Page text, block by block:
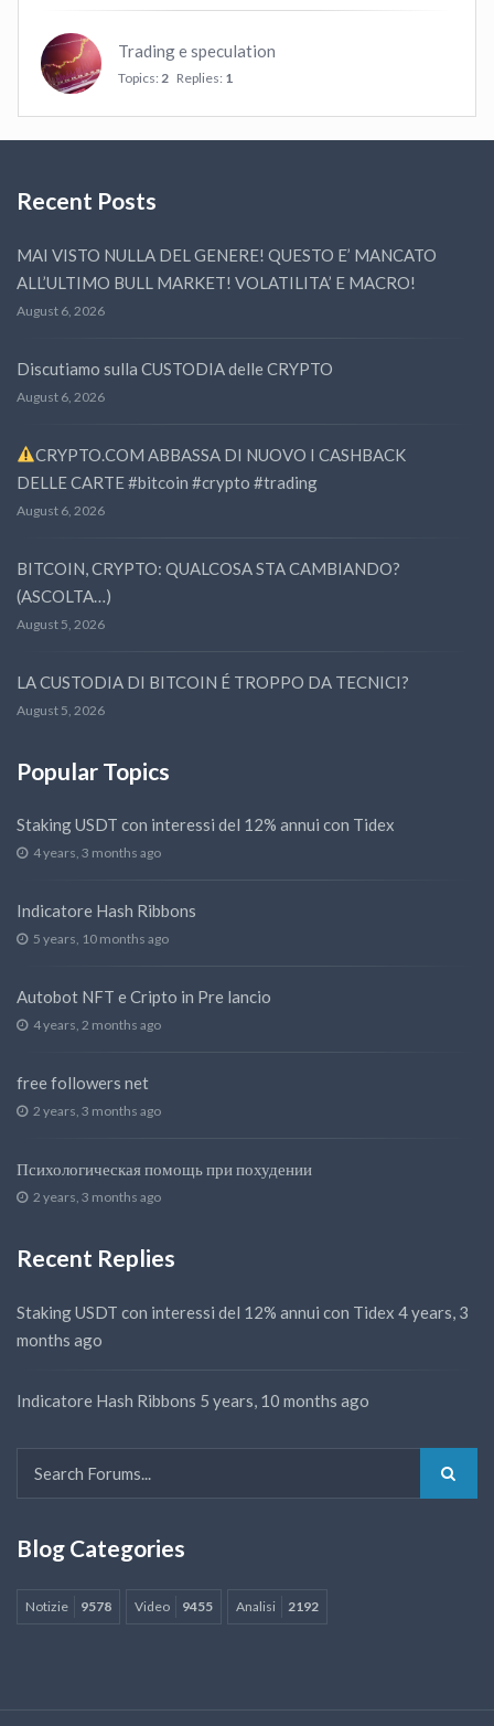
Trading e speculation
Topics: 2 Replies: 1
Recent Posts
MAI VISTO NULLA DEL GENERE! QUESTO E’ MANCATO
ALL’ULTIMO BULL MARKET! VOLATILITA’ E MACRO!
August 6, 2026
Discutiamo sulla CUSTODIA delle CRYPTO
August 6, 2026
CRYPTO.COM ABBASSA DI NUOVO I CASHBACK
DELLE CARTE #bitcoin #crypto #trading
August 6, 2026
BITCOIN, CRYPTO: QUALCOSA STA CAMBIANDO?
(ASCOLTA…)
August 5, 2026
LA CUSTODIA DI BITCOIN É TROPPO DA TECNICI?
August 5, 2026
Popular Topics
Staking USDT con interessi del 12% annui con Tidex
4 years, 3 months ago
Indicatore Hash Ribbons
5 years, 10 months ago
Autobot NFT e Cripto in Pre lancio
4 years, 2 months ago
free followers net
2 years, 3 months ago
Психологическая помощь при похудении
2 years, 3 months ago
Recent Replies
Staking USDT con interessi del 12% annui con Tidex 4 years, 3
months ago
Indicatore Hash Ribbons 5 years, 10 months ago
Blog Categories
Notizie 9578 Video 9455 Analisi 2192